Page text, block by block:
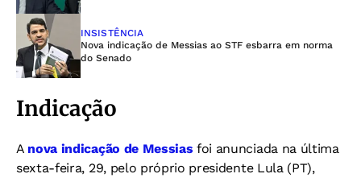
INSISTÊNCIA
Nova indicação de Messias ao STF esbarra em norma
do Senado
Indicação
A nova indicação de Messias foi anunciada na última
sexta-feira, 29, pelo próprio presidente Lula (PT),